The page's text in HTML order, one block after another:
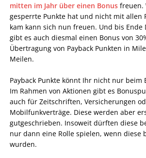
mitten im Jahr über einen Bonus freuen.
gesperrte Punkte hat und nicht mit allen
kam kann sich nun freuen. Und bis Ende
gibt es auch diesmal einen Bonus von
Übertragung von Payback Punkten in
Meilen.
Payback Punkte könnt Ihr nicht nur beim
Im Rahmen von Aktionen gibt es
auch für Zeitschriften, Versicherungen
Mobilfunkverträge. Diese werden aber
gutgeschrieben. Insoweit dürften diese
nur dann eine Rolle spielen, wenn diese
wurden.